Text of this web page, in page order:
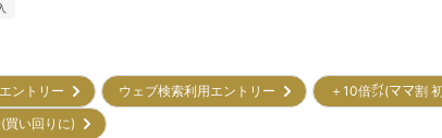
エントリー ウェブ検索利用エントリー ＋10倍㌽(ママ割
(買い回りに)